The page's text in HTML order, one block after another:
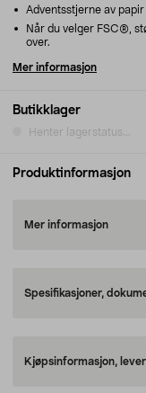
Butikklager
Henter lagerstatus...
Adventsstjerne av
Når du velger FSC®,
over.
Mer informasjon
Produktinformasjon
Mer informasjon
Spesifikasjoner,
Kjøpsinformasjon,